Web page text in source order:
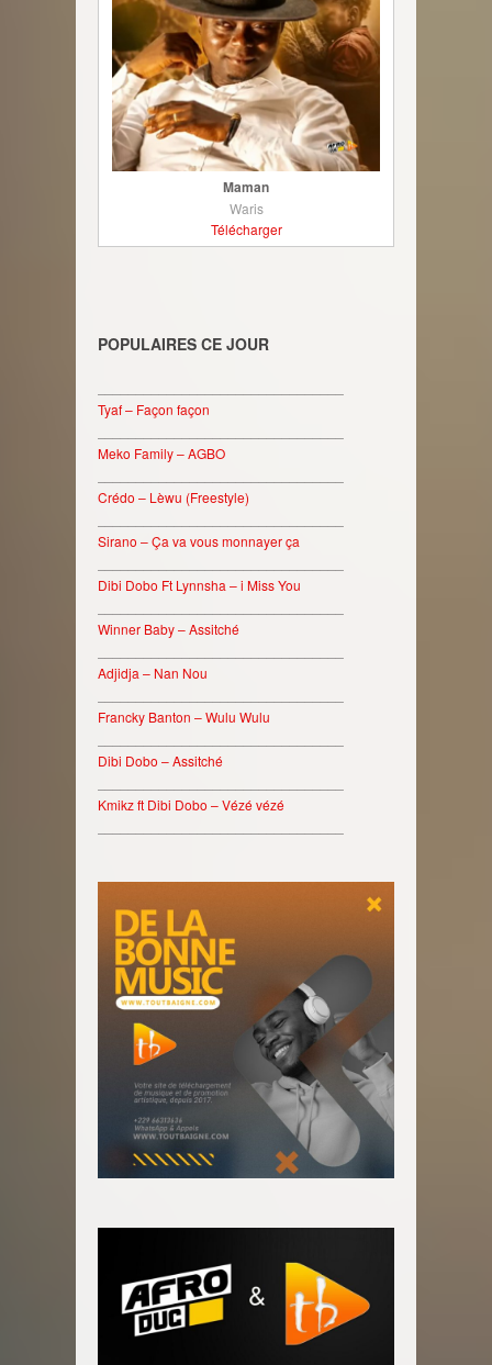
Maman
Waris
Télécharger
POPULAIRES CE JOUR
Tyaf – Façon façon
Meko Family – AGBO
Crédo – Lèwu (Freestyle)
Sirano – Ça va vous monnayer ça
Dibi Dobo Ft Lynnsha – i Miss You
Winner Baby – Assitché
Adjidja – Nan Nou
Francky Banton – Wulu Wulu
Dibi Dobo – Assitché
Kmikz ft Dibi Dobo – Vézé vézé